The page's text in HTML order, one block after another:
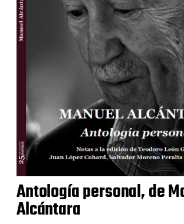
Antología personal, de
Alcántara